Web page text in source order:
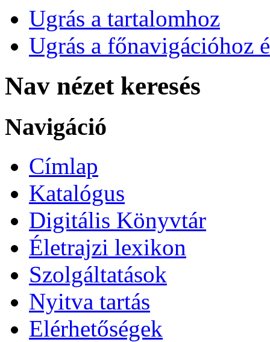
Ugrás a tartalomhoz
Ugrás a főnavigációhoz
Nav nézet keresés
Navigáció
Címlap
Katalógus
Digitális Könyvtár
Életrajzi lexikon
Szolgáltatások
Nyitva tartás
Elérhetőségek